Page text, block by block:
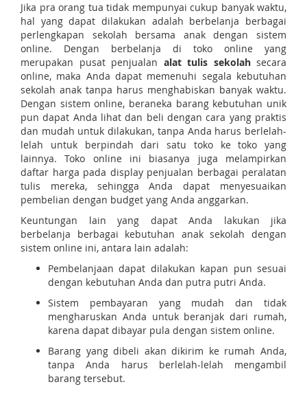
Jika pra orang tua tidak mempunyai cukup banyak waktu,
hal yang dapat dilakukan adalah berbelanja berbagai
perlengkapan sekolah bersama anak dengan sistem
online. Dengan berbelanja di toko online yang
merupakan pusat penjualan alat tulis sekolahsecara
online, maka Anda dapat memenuhi segala kebutuhan
sekolah anak tanpa harus menghabiskan banyak waktu.
Dengan sistem online, beraneka barang kebutuhan unik
pun dapat Anda lihat dan beli dengan cara yang praktis
dan mudah untuk dilakukan, tanpa Anda harus berlelah-
lelah untuk berpindah dari satu toko ke toko yang
lainnya. Toko online ini biasanya juga melampirkan
daftar harga pada display penjualan berbagai peralatan
tulis mereka, sehingga Anda dapat menyesuaikan
pembelian dengan budget yang Anda anggarkan.
Keuntungan lain yang dapat Anda lakukan jika
berbelanja berbagai kebutuhan anak sekolah dengan
sistem online ini, antara lain adalah:
Pembelanjaan dapat dilakukan kapan pun sesuai
dengan kebutuhan Anda dan putra putri Anda.
Sistem pembayaran yang mudah dan tidak
mengharuskan Anda untuk beranjak dari rumah,
karena dapat dibayar pula dengan sistem online.
Barang yang dibeli akan dikirim ke rumah Anda,
tanpa Anda harus berlelah-lelah mengambil
barang tersebut.